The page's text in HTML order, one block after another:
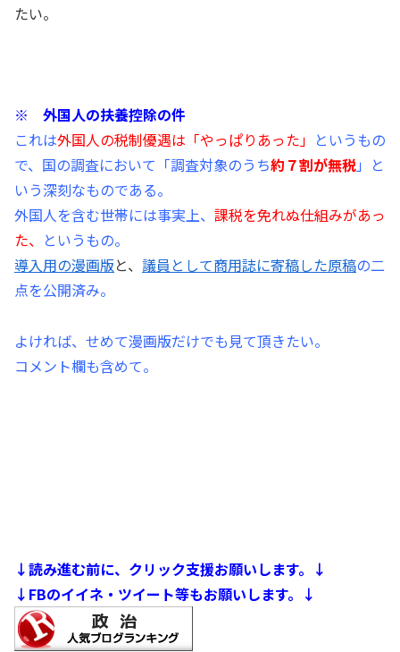
たい。
※ 外国人の扶養控除の件
これは外国人の税制優遇は「やっぱりあった」 というもの
で、国の調査において「調査対象のうち約７割が無税」と
いう深刻なものである。
外国人を含む世帯には事実上、 課税を免れぬ仕組みがあっ
た、 というもの。
導入用の漫画版と、 議員として商用誌に寄稿した原稿の二
点を公開済み。
よければ、せめて漫画版だけでも見て頂きたい。
コメント欄も含めて。
↓読み進む前に、クリック支援お願いします。↓
↓FBのイイネ・ツイート等もお願いします。↓